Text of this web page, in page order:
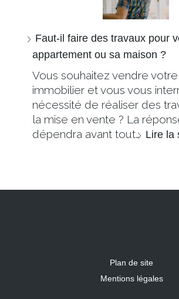
Faut-il faire des travaux pour
appartement ou sa maison ?
Vous souhaitez vendre
immobilier et vous vous
nécessité de réaliser des
la mise en vente ? La
dépendra avant tout… Lire la
Plan de site
Mentions légales